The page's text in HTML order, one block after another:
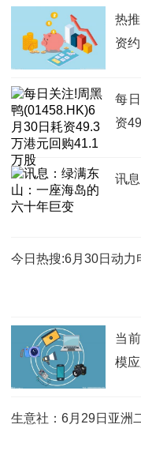
热
资
每
资
讯
今日热搜:6月30日动
当
模
生意社：6月29日亚洲